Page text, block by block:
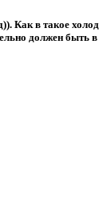
Как в такое
должен быть